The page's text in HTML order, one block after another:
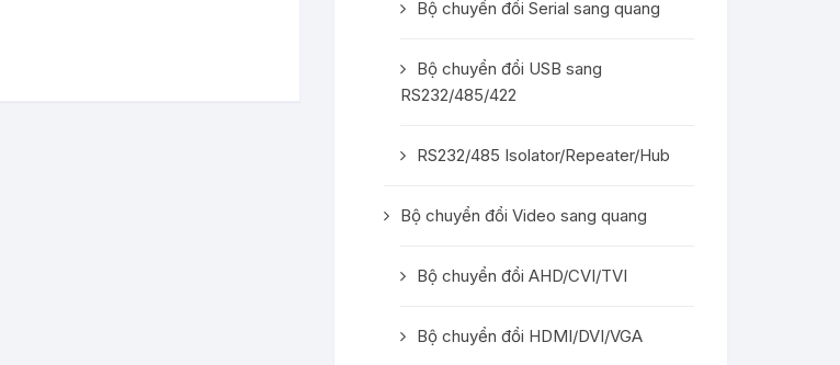
Bộ chuyển đổi Serial sang quang
Bộ chuyển đổi USB sang
RS232/485/422
RS232/485 Isolator/Repeater/Hub
Bộ chuyển đổi Video sang quang
Bộ chuyển đổi AHD/CVI/TVI
Bộ chuyển đổi HDMI/DVI/VGA